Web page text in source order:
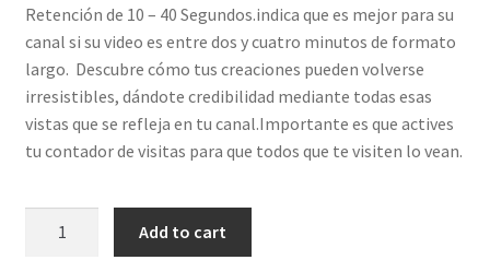
Retención de 10 – 40 Segundos.indica que es mejor para su
canal si su video es entre dos y cuatro minutos de formato
largo. Descubre cómo tus creaciones pueden volverse
irresistibles, dándote credibilidad mediante todas esas
vistas que se refleja en tu canal.Importante es que actives
tu contador de visitas para que todos que te visiten lo vean.
Add to cart